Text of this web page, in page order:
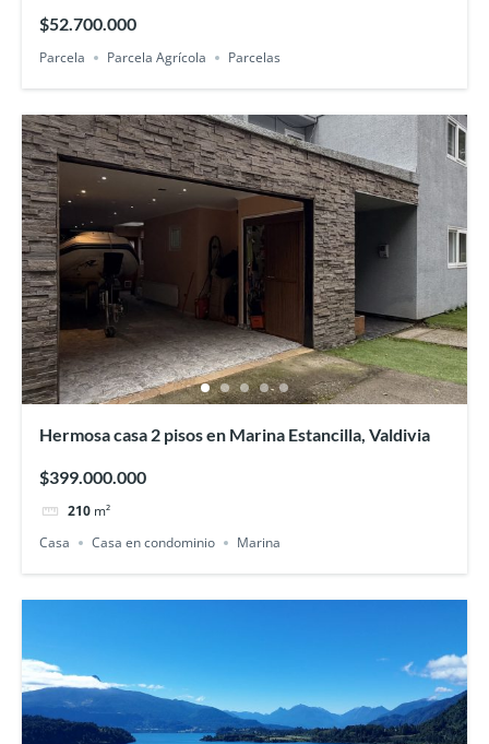
$52.700.000
Parcela Parcela Agrícola Parcelas
Hermosa casa 2 pisos en Marina Estancilla, Valdivia
$399.000.000
210 m²
Casa
Casa en condominio Marina